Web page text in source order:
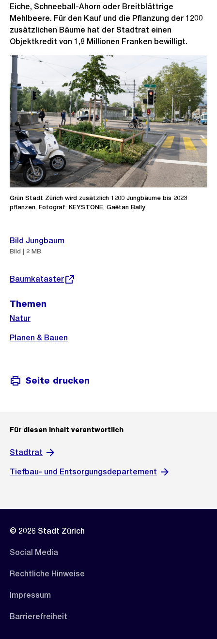
Eiche, Schneeball-Ahorn oder Breitblättrige
Mehlbeere. Für den Kauf und die Pflanzung der 1200
zusätzlichen Bäume hat der Stadtrat einen
Objektkredit von 1,8 Millionen Franken bewilligt.
Grün Stadt Zürich wird zusätzlich 1200 Jungbäume bis 2023
pflanzen. Fotograf: KEYSTONE, Gaëtan Bally
Weitere
Informationen
Bild Jungbaum
Bild | 2 MB
Externer
Baumkataster
Themen
Natur
Planen & Bauen
Seite drucken
Für diesen Inhalt verantwortlich
Stadtrat
Tiefbau- und Entsorgungsdepartement
© 2026 Stadt Zürich
Social Media
Rechtliche Hinweise
Impressum
Barrierefreiheit